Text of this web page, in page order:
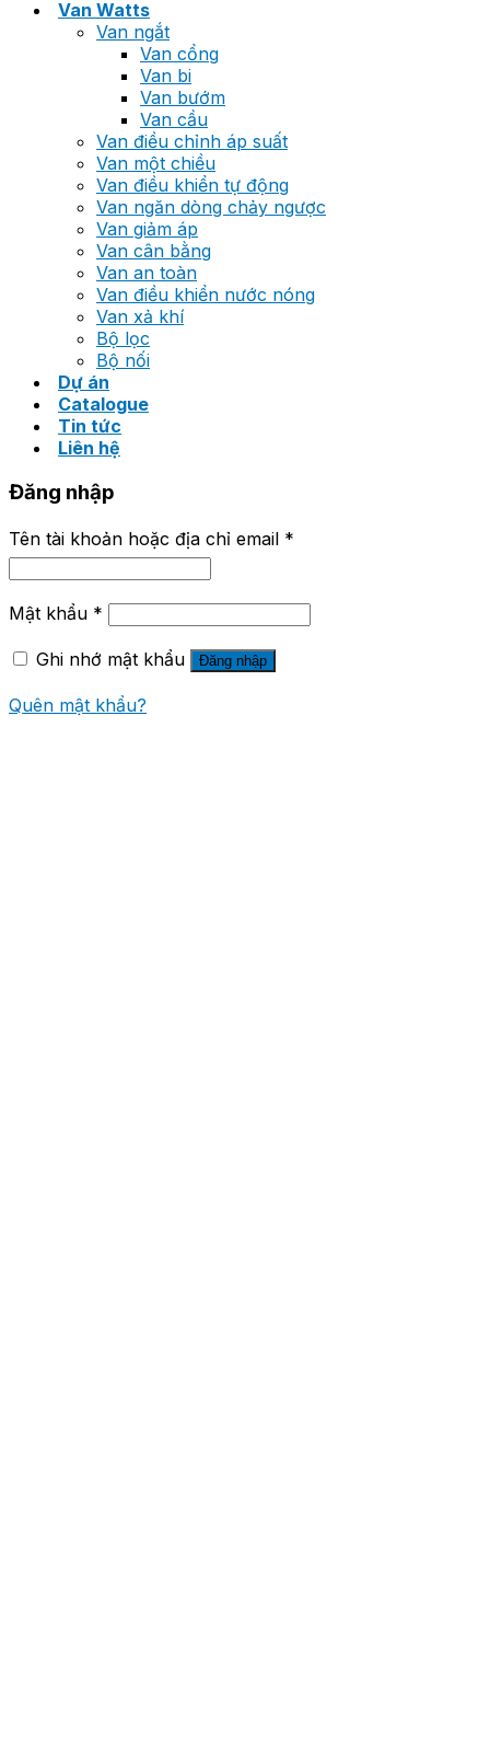
Van Watts
Van ngắt
Van cổng
Van bi
Van bướm
Van cầu
Van điều chỉnh áp suất
Van một chiều
Van điều khiển tự động
Van ngăn dòng chảy ngược
Van giảm áp
Van cân bằng
Van an toàn
Van điều khiển nước nóng
Van xả khí
Bộ lọc
Bộ nối
Dự án
Catalogue
Tin tức
Liên hệ
Đăng nhập
Tên tài khoản hoặc địa chỉ email *
Mật khẩu *
Ghi nhớ mật khẩu Đăng nhập
Quên mật khẩu?